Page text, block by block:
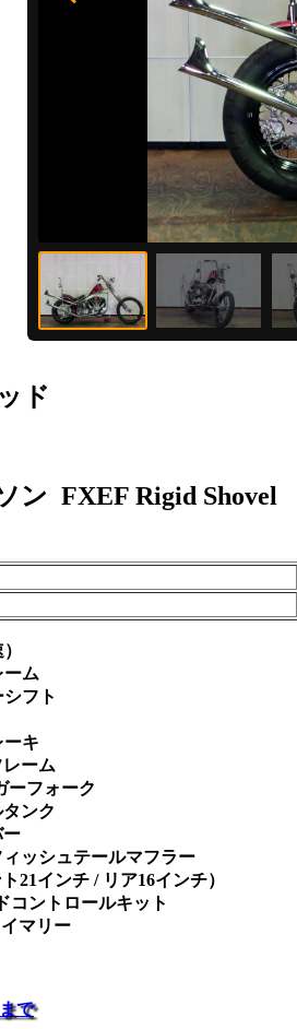
ド
ン FXEF Rigid Shovel
ーム
フト
キ
ーム
ーフォーク
ンク
ー
ッシュテールマフラー
21インチ / リア16インチ）
コントロールキット
マリー
で